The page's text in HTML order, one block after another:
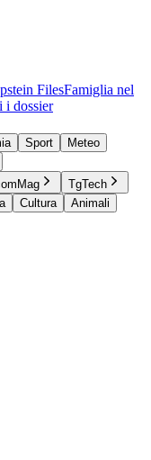
FilesFamiglia nel
i dossier
Sport
Meteo
TgTech
Cultura
Animali